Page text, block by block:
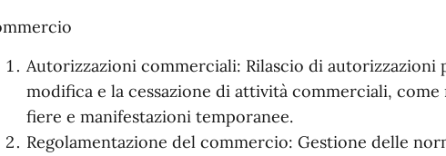
Autorizzazioni commerciali: Rilascio di autorizzazioni
modifica e la cessazione di attività commerciali, come
fiere e manifestazioni temporanee.
Regolamentazione del commercio: Gestione delle